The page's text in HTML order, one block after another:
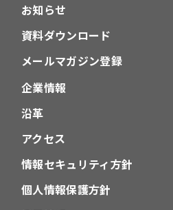
お知らせ
資料ダウンロード
メールマガジン登録
企業情報
沿革
アクセス
情報セキュリティ方針
個人情報保護方針